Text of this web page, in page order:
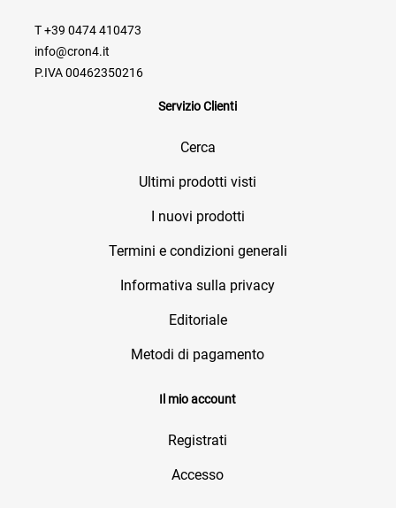
T +39 0474 410473
info@cron4.it
P.IVA 00462350216
Servizio Clienti
Cerca
Ultimi prodotti visti
I nuovi prodotti
Termini e condizioni generali
Informativa sulla privacy
Editoriale
Metodi di pagamento
Il mio account
Registrati
Accesso